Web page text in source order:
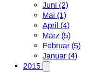
Juni (2)
Mai (1)
April (4)
März (5)
Februar (5)
Januar (4)
2015